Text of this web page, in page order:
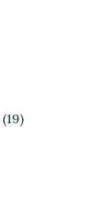
(19)